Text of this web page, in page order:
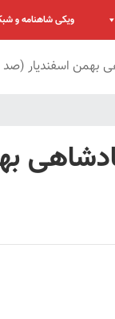
ویکی شاهنامه و
بهمن اسفندیار (صد